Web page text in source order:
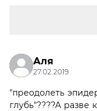
Аля
27.02.2019
"преодолеть
глубь"????А